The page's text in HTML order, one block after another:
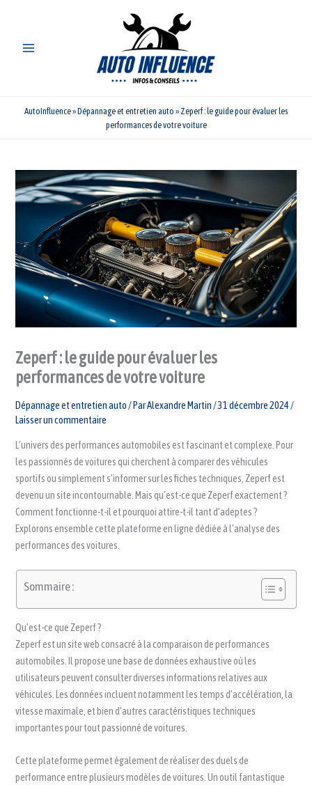
AutoInfluence»Dépannage et entretien auto » Zeperf : le guide pour évaluer les
performances de votre voiture
Zeperf : le guide pour évaluer les
performances de votre voiture
Dépannage et entretien auto / ParAlexandre Martin /31 décembre 2024/
Laisser un commentaire
L’univers des performances automobiles est fascinant et complexe. Pour
les passionnés de voitures qui cherchent à comparer des véhicules
sportifs ou simplement s’informer sur les fiches techniques, Zeperf est
devenu un site incontournable. Mais qu’est-ce que Zeperf exactement ?
Comment fonctionne-t-il et pourquoi attire-t-il tant d’adeptes ?
Explorons ensemble cette plateforme en ligne dédiée à l’analyse des
performances des voitures.
Sommaire :
Qu’est-ce que Zeperf ?
Zeperf est un site web consacré à la comparaison de performances
automobiles. Il propose une base de données exhaustive où les
utilisateurs peuvent consulter diverses informations relatives aux
véhicules. Les données incluent notamment les temps d’accélération, la
vitesse maximale, et bien d’autres caractéristiques techniques
importantes pour tout passionné de voitures.
Cette plateforme permet également de réaliser des duels de
performance entre plusieurs modèles de voitures. Un outil fantastique